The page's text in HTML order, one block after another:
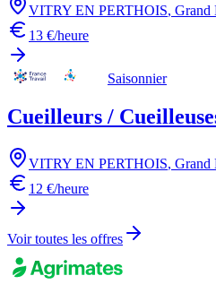
VITRY EN PERTHOIS, Grand
13 €/heure
Saisonnier
Cueilleurs /
VITRY EN PERTHOIS, Grand
12 €/heure
Voir toutes les offres